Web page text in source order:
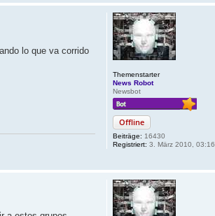
Themenstarter
News Robot
Newsbot
Offline
Beiträge: 16430
Registriert: 3. März 2010, 03:16
lo que va corrido